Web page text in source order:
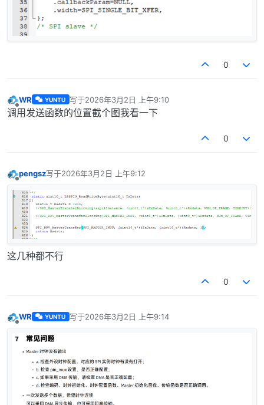
0
离线
WR YUNTU 写于2026年3月2日 上午9:10
最后由 编辑
调用发送函数的位置截个图我看一下
0
pengsz写于2026年3月2日 上午9:12
最后由 编辑
这几种都不行
0
WR YUNTU 写于2026年3月2日 上午9:14
最后由 编辑